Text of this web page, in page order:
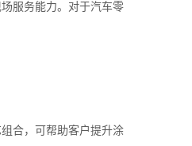
服务能力。对于汽车零
合，可帮助客户提升涂